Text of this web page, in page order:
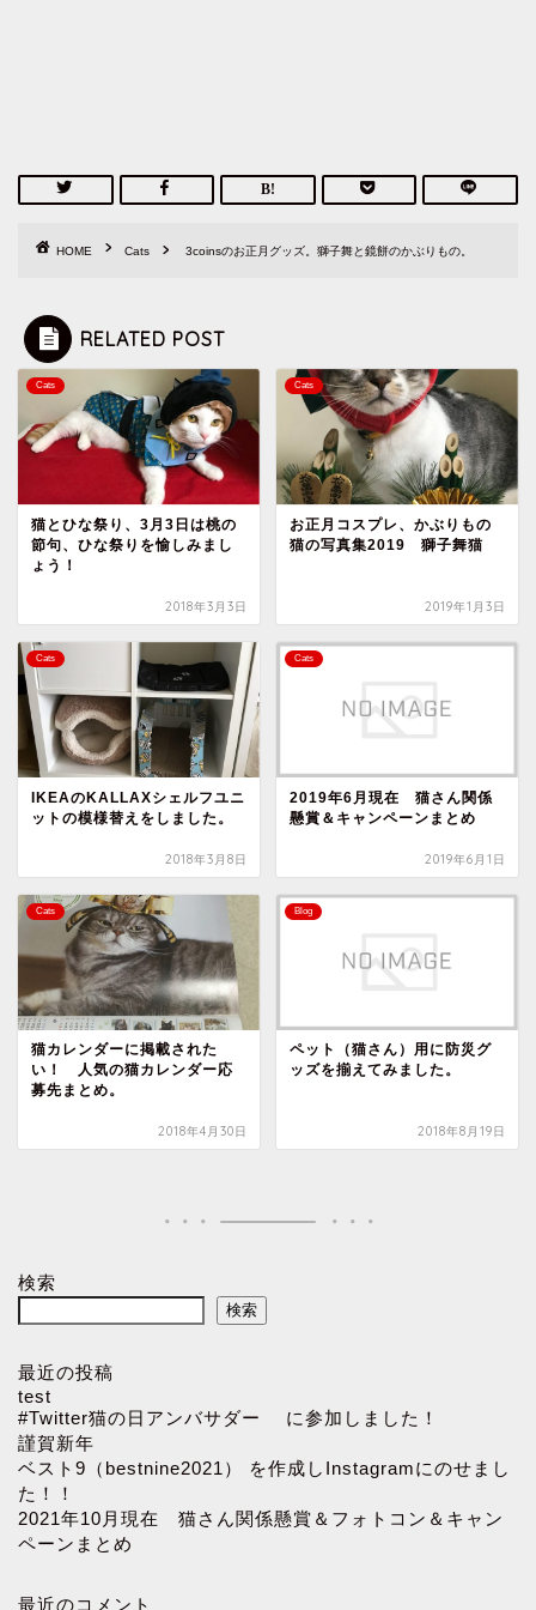
HOME Cats 3coinsのお正月グッズ。獅子舞と鏡餅のかぶりもの。
RELATED POST
Cats
猫とひな祭り、3月3日は桃の
節句、ひな祭りを愉しみまし
ょう！
2018年3月3日
Cats
お正月コスプレ、かぶりもの
猫の写真集2019 獅子舞猫
2019年1月3日
Cats
IKEAのKALLAXシェルフユニ
ットの模様替えをしました。
2018年3月8日
Cats
2019年6月現在 猫さん関係
懸賞＆キャンペーンまとめ
2019年6月1日
Cats
猫カレンダーに掲載された
い！ 人気の猫カレンダー応
募先まとめ。
2018年4月30日
Blog
ペット（猫さん）用に防災グ
ッズを揃えてみました。
2018年8月19日
検索
検索
最近の投稿
test
#Twitter猫の日アンバサダー に参加しました！
謹賀新年
ベスト9（bestnine2021） を作成しInstagramにのせまし
た！！
2021年10月現在 猫さん関係懸賞＆フォトコン＆キャン
ペーンまとめ
最近のコメント